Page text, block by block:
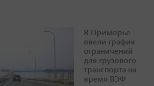
В Приморье
ввели график
ограничений
для грузового
транспорта на
время ВЭФ